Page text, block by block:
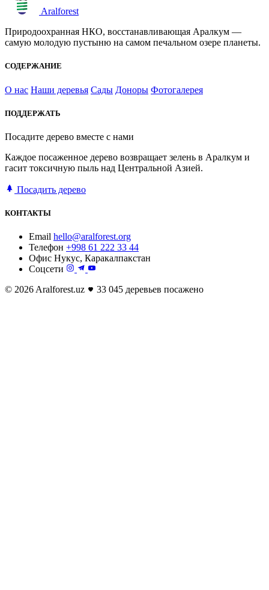
Aralforest
Природоохранная НКО, восстанавливающая Аралкум —
самую молодую пустыню на самом печальном озере планеты.
СОДЕРЖАНИЕ
О нас Наши деревья Сады Доноры Фотогалерея
ПОДДЕРЖАТЬ
Посадите дерево вместе с нами
Каждое посаженное дерево возвращает зелень в Аралкум и
гасит токсичную пыль над Центральной Азией.
Посадить дерево
КОНТАКТЫ
Email hello@aralforest.org
Телефон +998 61 222 33 44
Офис Нукус, Каракалпакстан
Соцсети
© 2026 Aralforest.uz
33 045 деревьев посажено